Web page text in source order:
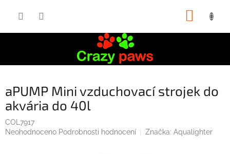
aPUMP Mini vzduchovací strojek do
akvária do 40l
COL7917
Průměrné
Neohodnoceno Podrobnosti hodnocení Značka: Aqualighter